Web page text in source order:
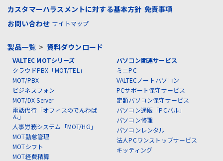
カスタマーハラスメントに対する基本方針 免責事項
お問い合わせ サイトマップ
製品一覧> 資料ダウンロード
VALTEC MOTシリーズ
クラウドPBX「MOT/TEL」
MOT/PBX
ビジネスフォン
MOT/DX Server
電話代行「オフィスのでんわば
ん」
人事労務システム「MOT/HG」
MOT勤怠管理
MOTシフト
MOT経費精算
パソコン関連サービス
ミニPC
VALTECノートパソコン
PCサポート保守サービス
定額パソコン保守サービス
パソコン通販「PCバル」
パソコン修理
パソコンレンタル
法人PCワンストップサービス
キッティング